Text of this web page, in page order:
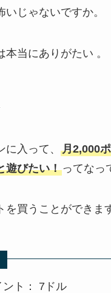
じゃないですか。
本当にありがたい 。
入って、 月2,000
遊びたい！ってなっ
を買うことができま
ント： 7ドル